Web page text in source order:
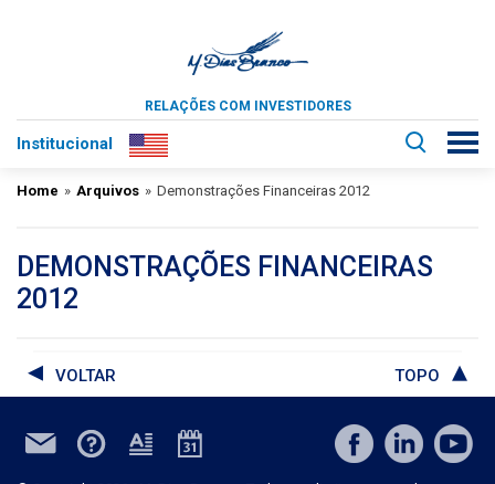
RELAÇÕES COM INVESTIDORES
Institucional
Home » Arquivos » Demonstrações Financeiras 2012
DEMONSTRAÇÕES FINANCEIRAS
2012
VOLTAR TOPO